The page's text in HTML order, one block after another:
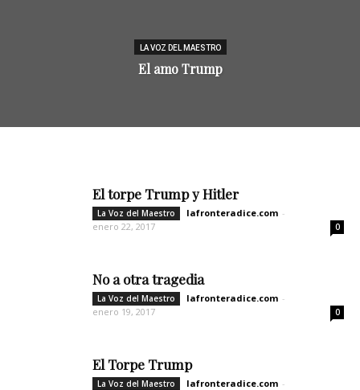
LA VOZ DEL MAESTRO
El amo Trump
El torpe Trump y Hitler
La Voz del Maestro lafronteradice.com -
enero 22, 2017
0
No a otra tragedia
La Voz del Maestro lafronteradice.com -
enero 19, 2017
0
El Torpe Trump
La Voz del Maestro lafronteradice.com -